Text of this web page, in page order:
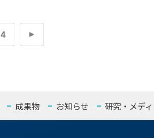
4
成果物 お知らせ 研究・メデ